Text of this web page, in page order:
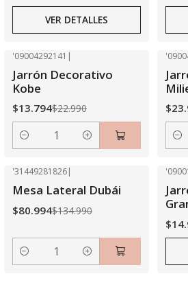
VER DETALLES
'09004292141 |
Jarrón Decorativo
Kobe
$13.794$22.990
Cantidad
'31449281826|
Mesa Lateral Dubái
$80.994$134.990
Cantidad